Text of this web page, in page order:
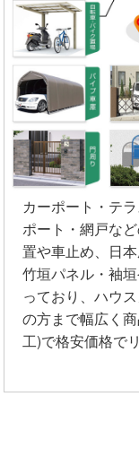
カーポート・テ
ポート・網戸な
置や車止め、日
竹垣パネル・袖
っており、ハウ
の方まで幅広く
工)で格安価格で